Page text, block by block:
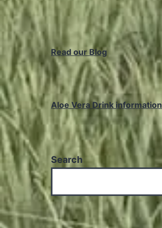
Read our Blog
Aloe Vera Drink information
Search